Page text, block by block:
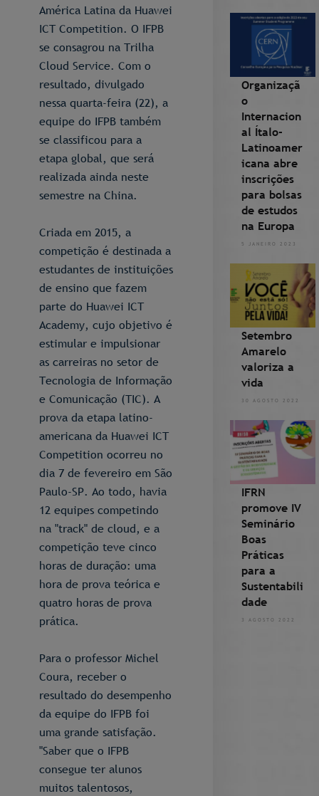
América Latina da Huawei
ICT Competition. O IFPB
se consagrou na Trilha
Cloud Service. Com o
resultado, divulgado
nessa quarta-feira (22), a
equipe do IFPB também
se classificou para a
etapa global, que será
realizada ainda neste
semestre na China.
Criada em 2015, a
competição é destinada a
estudantes de instituições
de ensino que fazem
parte do Huawei ICT
Academy, cujo objetivo é
estimular e impulsionar
as carreiras no setor de
Tecnologia de Informação
e Comunicação (TIC). A
prova da etapa latino-
americana da Huawei ICT
Competition ocorreu no
dia 7 de fevereiro em São
Paulo-SP. Ao todo, havia
12 equipes competindo
na "track" de cloud, e a
competição teve cinco
horas de duração: uma
hora de prova teórica e
quatro horas de prova
prática.
Para o professor Michel
Coura, receber o
resultado do desempenho
da equipe do IFPB foi
uma grande satisfação.
"Saber que o IFPB
consegue ter alunos
muitos talentosos,
Organizaçã
o
Internacion
al Ítalo-
Latinoamer
icana abre
inscrições
para bolsas
de estudos
na Europa
5 JANEIRO 2023
Setembro
Amarelo
valoriza a
vida
30 AGOSTO 2022
IFRN
promove IV
Seminário
Boas
Práticas
para a
Sustentabili
dade
3 AGOSTO 2022